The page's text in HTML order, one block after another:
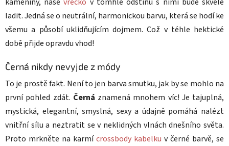
ladit. Jedná se o neutrální, harmonickou barvu, která se hodí ke
všemu a působí uklidňujícím dojmem. Což v téhle hektické
době přijde opravdu vhod!
Černá nikdy nevyjde z módy
To je prostě fakt. Není to jen barva smutku, jak by se mohlo na
první pohled zdát. Černá znamená mnohem víc! Je tajuplná,
mystická, elegantní, smyslná, sexy a údajně pomáhá nalézt
vnitřní sílu a neztratit se v neklidných vlnách dnešního světa.
Proto mrkněte na karmícrossbody kabelku v černé barvě, se